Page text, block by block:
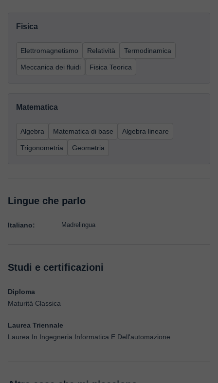
Fisica
Elettromagnetismo Relatività Termodinamica
Meccanica dei fluidi Fisica Teorica
Matematica
Algebra Matematica di base Algebra lineare
Trigonometria Geometria
Lingue che parlo
Italiano: Madrelingua
Studi e certificazioni
Diploma
Maturità Classica
Laurea Triennale
Laurea In Ingegneria Informatica E Dell'automazione